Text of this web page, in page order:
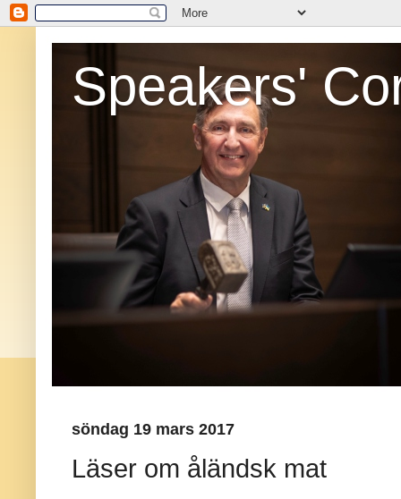
Speakers'
söndag 19 mars 2017
Läser om åländsk mat